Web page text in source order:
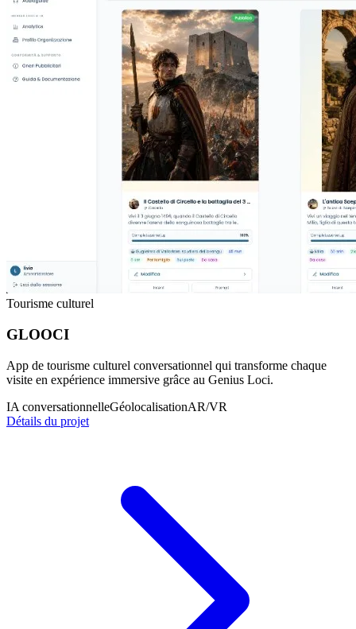
Tourisme culturel
GLOOCI
App de tourisme culturel conversationnel qui transforme chaque
visite en expérience immersive grâce au Genius Loci.
IA conversationnelleGéolocalisationAR/VR
Détails du projet